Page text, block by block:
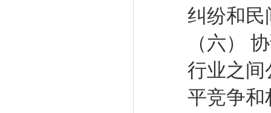
纠纷和民
（六）
行业之间
平竞争和